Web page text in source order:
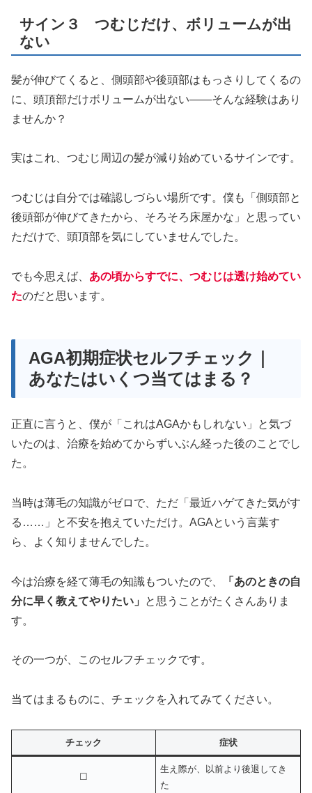
サイン３ つむじだけ、ボリュームが出
ない
髪が伸びてくると、側頭部や後頭部はもっさりしてくるの
に、頭頂部だけボリュームが出ない——そんな経験はあり
ませんか？
実はこれ、つむじ周辺の髪が減り始めているサインです。
つむじは自分では確認しづらい場所です。僕も「側頭部と
後頭部が伸びてきたから、そろそろ床屋かな」と思ってい
ただけで、頭頂部を気にしていませんでした。
でも今思えば、 あの頃からすでに、つむじは透け始めてい
たのだと思います。
AGA初期症状セルフチェック｜
あなたはいくつ当てはまる？
正直に言うと、僕が「これはAGAかもしれない」と気づ
いたのは、治療を始めてからずいぶん経った後のことでし
た。
当時は薄毛の知識がゼロで、ただ「最近ハゲてきた気がす
る……」と不安を抱えていただけ。AGAという言葉す
ら、よく知りませんでした。
今は治療を経て薄毛の知識もついたので、
「あのときの自
分に早く教えてやりたい」
と思うことがたくさんありま
す。
その一つが、このセルフチェックです。
当てはまるものに、チェックを入れてみてください。
チェック 症状
☐
生え際が、以前より後退してき
た